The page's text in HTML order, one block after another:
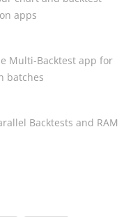
apps
Multi-Backtest app for
batches
Backtests and RAM